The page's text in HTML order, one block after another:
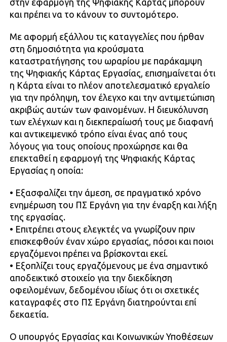
στην εφαρμογή της Ψηφιακής Κάρτας μπορούν
και πρέπει να το κάνουν το συντομότερο.
Με αφορμή εξάλλου τις καταγγελίες που ήρθαν
στη δημοσιότητα για κρούσματα
καταστρατήγησης του ωραρίου με παράκαμψη
της Ψηφιακής Κάρτας Εργασίας, επισημαίνεται ότι
η Κάρτα είναι το πλέον αποτελεσματικό εργαλείο
για την πρόληψη, τον έλεγχο και την αντιμετώπιση
ακριβώς αυτών των φαινομένων. Η διευκόλυνση
των ελέγχων και η διεκπεραίωσή τους με διαφανή
και αντικειμενικό τρόπο είναι ένας από τους
λόγους για τους οποίους προχώρησε και θα
επεκταθεί η εφαρμογή της Ψηφιακής Κάρτας
Εργασίας η οποία:
• Εξασφαλίζει την άμεση, σε πραγματικό χρόνο
ενημέρωση του ΠΣ Εργάνη για την έναρξη και λήξη
της εργασίας.
• Επιτρέπει στους ελεγκτές να γνωρίζουν πριν
επισκεφθούν έναν χώρο εργασίας, πόσοι και ποιοι
εργαζόμενοι πρέπει να βρίσκονται εκεί.
• Εξοπλίζει τους εργαζόμενους με ένα σημαντικό
αποδεικτικό στοιχείο για την διεκδίκηση
οφειλομένων, δεδομένου ιδίως ότι οι σχετικές
καταγραφές στο ΠΣ Εργάνη διατηρούνται επί
δεκαετία.
Ο υπουργός Εργασίας και Κοινωνικών Υποθέσεων